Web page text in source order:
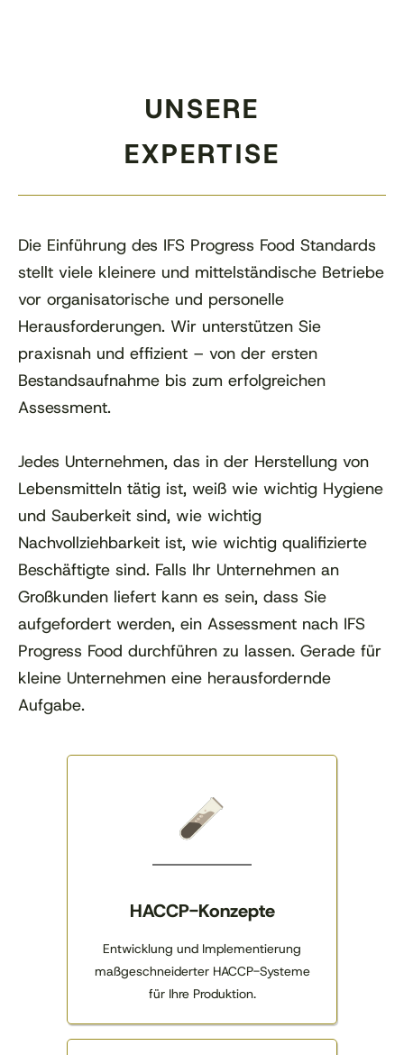
UNSERE
EXPERTISE
Die Einführung des IFS Progress Food Standards
stellt viele kleinere und mittelständische Betriebe
vor organisatorische und personelle
Herausforderungen. Wir unterstützen Sie
praxisnah und effizient – von der ersten
Bestandsaufnahme bis zum erfolgreichen
Assessment.
Jedes Unternehmen, das in der Herstellung von
Lebensmitteln tätig ist, weiß wie wichtig Hygiene
und Sauberkeit sind, wie wichtig
Nachvollziehbarkeit ist, wie wichtig qualifizierte
Beschäftigte sind. Falls Ihr Unternehmen an
Großkunden liefert kann es sein, dass Sie
aufgefordert werden, ein Assessment nach IFS
Progress Food durchführen zu lassen. Gerade für
kleine Unternehmen eine herausfordernde
Aufgabe.
HACCP-Konzepte
Entwicklung und Implementierung
maßgeschneiderter HACCP-Systeme
für Ihre Produktion.